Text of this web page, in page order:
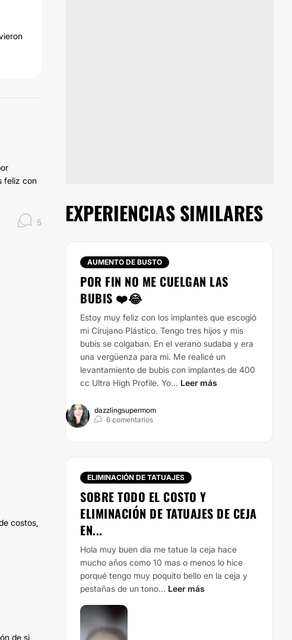
feliz con
5
costos,
de si
EXPERIENCIAS SIMILARES
AUMENTO DE BUSTO
POR FIN NO ME CUELGAN LAS
BUBIS ❤️😂
Estoy muy feliz con los implantes que escogió
mi Cirujano Plástico. Tengo tres hijos y mis
bubis se colgaban. En el verano sudaba y era
una vergüenza para mi. Me realicé un
levantamiento de bubis con implantes de 400
cc Ultra High Profile. Yo... Leer más
dazzlingsupermom
6 comentarios
ELIMINACIÓN DE TATUAJES
SOBRE TODO EL COSTO Y
ELIMINACIÓN DE TATUAJES DE CEJA
EN...
Hola muy buen dia me tatue la ceja hace
mucho años como 10 mas o menos lo hice
porqué tengo muy poquito bello en la ceja y
pestañas de un tono... Leer más